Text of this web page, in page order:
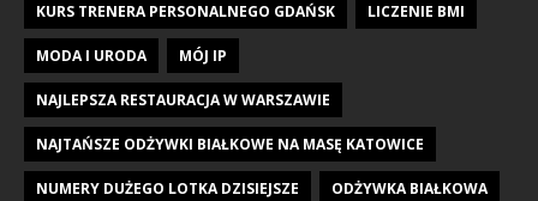
KURS TRENERA PERSONALNEGO GDAŃSK LICZENIE BMI
MODA I URODA MÓJ IP
NAJLEPSZA RESTAURACJA W WARSZAWIE
NAJTAŃSZE ODŻYWKI BIAŁKOWE NA MASĘ KATOWICE
NUMERY DUŻEGO LOTKA DZISIEJSZE ODŻYWKA BIAŁKOWA